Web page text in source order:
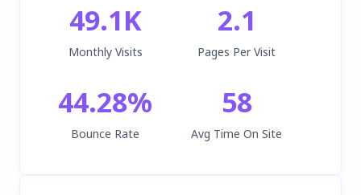
49.1K
Monthly Visits
2.1
Pages Per Visit
44.28%
Bounce Rate
58
Avg Time On Site